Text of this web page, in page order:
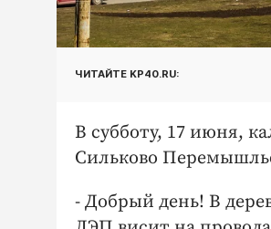
ЧИТАЙТЕ KP40.RU:
В субботу, 17 июня,
Сильково
- Добрый день! В